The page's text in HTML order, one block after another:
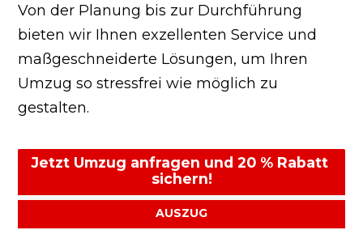
Von der Planung bis zur Durchführung
bieten wir Ihnen exzellenten Service und
maßgeschneiderte Lösungen, um Ihren
Umzug so stressfrei wie möglich zu
gestalten.
Jetzt Umzug anfragen und 20 % Rabatt
sichern!
AUSZUG